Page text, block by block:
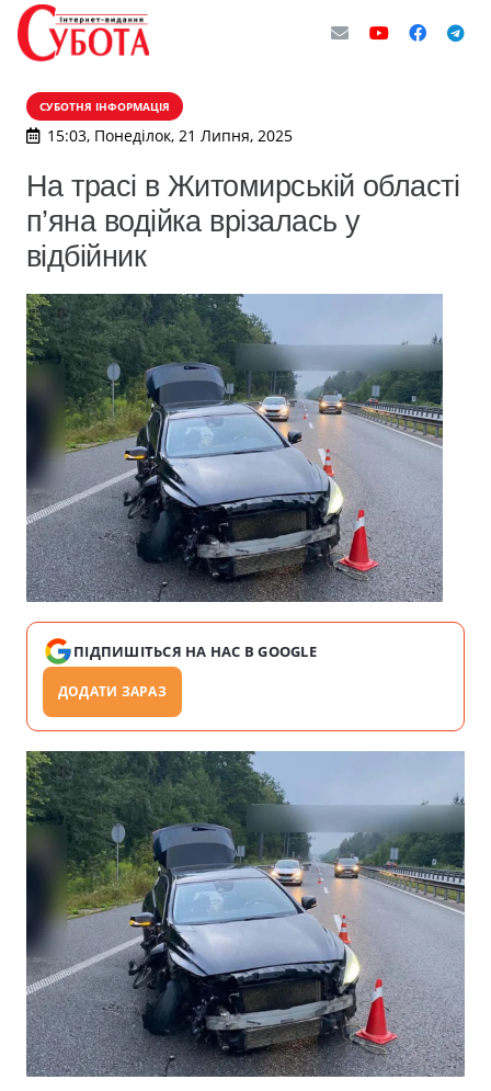
СУБОТНЯ ІНФОРМАЦІЯ
15:03, Понеділок, 21 Липня, 2025
На трасі в Житомирській області
п’яна водійка врізалась у
відбійник
ПІДПИШІТЬСЯ НА НАС В GOOGLE
ДОДАТИ ЗАРАЗ